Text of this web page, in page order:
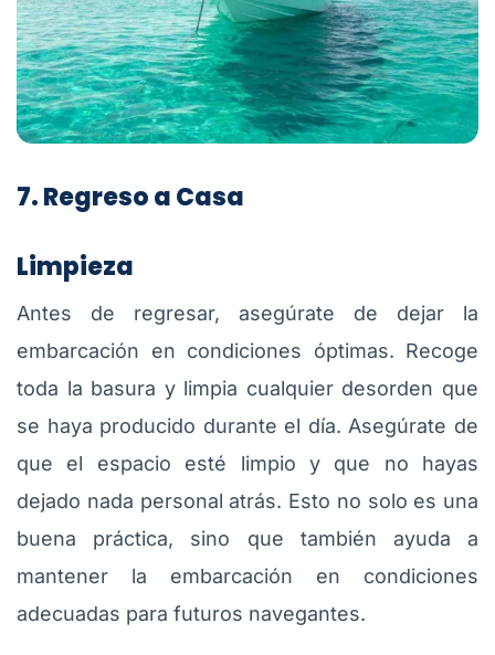
7. Regreso a Casa
Limpieza
Antes de regresar, asegúrate de dejar la
embarcación en condiciones óptimas. Recoge
toda la basura y limpia cualquier desorden que
se haya producido durante el día. Asegúrate de
que el espacio esté limpio y que no hayas
dejado nada personal atrás. Esto no solo es una
buena práctica, sino que también ayuda a
mantener la embarcación en condiciones
adecuadas para futuros navegantes.